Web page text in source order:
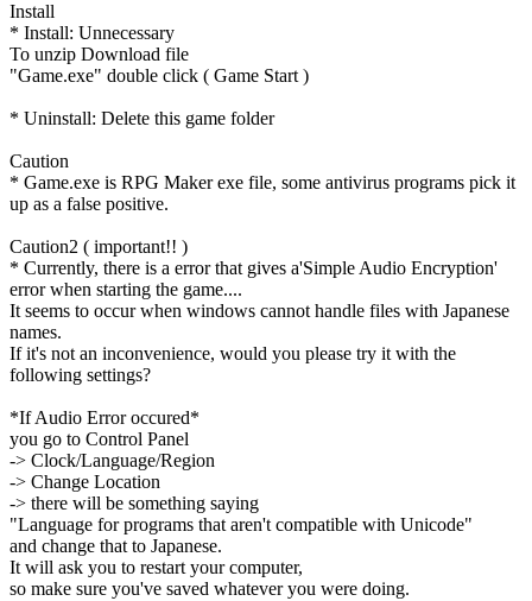
Install
* Install: Unnecessary
To unzip Download file
"Game.exe" double click ( Game Start )
* Uninstall: Delete this game folder
Caution
* Game.exe is RPG Maker exe file, some antivirus programs pick it
up as a false positive.
Caution2 ( important!! )
* Currently, there is a error that gives a'Simple Audio Encryption'
error when starting the game....
It seems to occur when windows cannot handle files with Japanese
names.
If it's not an inconvenience, would you please try it with the
following settings?
*If Audio Error occured*
you go to Control Panel
-> Clock/Language/Region
-> Change Location
-> there will be something saying
"Language for programs that aren't compatible with Unicode"
and change that to Japanese.
It will ask you to restart your computer,
so make sure you've saved whatever you were doing.